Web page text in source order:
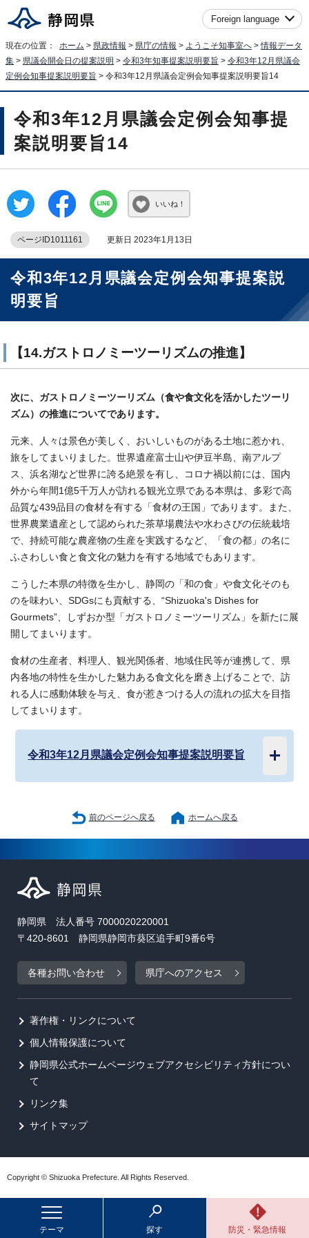
Foreign language
現在の位置： ホーム > 県政情報 > 県庁の情報 > ようこそ知事室へ >情報データ
集 > 県議会開会日の提案説明 > 令和3年知事提案説明要旨 > 令和3年12月県議会
定例会知事提案説明要旨 > 令和3年12月県議会定例会知事提案説明要旨14
令和3年12月県議会定例会知事提
案説明要旨14
いいね！
ページID1011161 更新日 2023年1月13日
令和3年12月県議会定例会知事提案説
明要旨
【14.ガストロノミーツーリズムの推進】
次に、ガストロノミーツーリズム（食や食文化を活かしたツーリ
ズム）の推進についてであります。
元来、人々は景色が美しく、おいしいものがある土地に惹かれ、
旅をしてまいりました。世界遺産富士山や伊豆半島、南アルプ
ス、浜名湖など世界に誇る絶景を有し、コロナ禍以前には、国内
外から年間1億5千万人が訪れる観光立県である本県は、多彩で高
品質な439品目の食材を有する「食材の王国」であります。また、
世界農業遺産として認められた茶草場農法や水わさびの伝統栽培
で、持続可能な農産物の生産を実践するなど、「食の都」の名に
ふさわしい食と食文化の魅力を有する地域でもあります。
こうした本県の特徴を生かし、静岡の「和の食」や食文化そのも
のを味わい、SDGsにも貢献する、“Shizuoka's Dishes for
Gourmets”、しずおか型「ガストロノミーツーリズム」を新たに展
開してまいります。
食材の生産者、料理人、観光関係者、地域住民等が連携して、県
内各地の特性を生かした魅力ある食文化を磨き上げることで、訪
れる人に感動体験を与え、食が惹きつける人の流れの拡大を目指
してまいります。
令和3年12月県議会定例会知事提案説明要旨
前のページへ戻る ホームへ戻る
テーマ 探す 防災・緊急情報
静岡県 法人番号 7000020220001
〒420-8601 静岡県静岡市葵区追手町9番6号
各種お問い合わせ 県庁へのアクセス
著作権・リンクについて
個人情報保護について
静岡県公式ホームページウェブアクセシビリティ方針につい
て
リンク集
サイトマップ
Copyright © Shizuoka Prefecture. All Rights Reserved.